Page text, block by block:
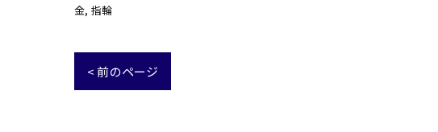
金 指輪
< 前のページ